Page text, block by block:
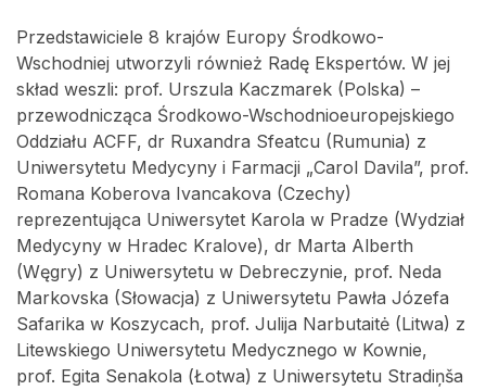
Przedstawiciele 8 krajów Europy Środkowo-
Wschodniej utworzyli również Radę Ekspertów. W jej
skład weszli: prof. Urszula Kaczmarek (Polska) –
przewodnicząca Środkowo-Wschodnioeuropejskiego
Oddziału ACFF, dr Ruxandra Sfeatcu (Rumunia) z
Uniwersytetu Medycyny i Farmacji „Carol Davila”, prof.
Romana Koberova Ivancakova (Czechy)
reprezentująca Uniwersytet Karola w Pradze (Wydział
Medycyny w Hradec Kralove), dr Marta Alberth
(Węgry) z Uniwersytetu w Debreczynie, prof. Neda
Markovska (Słowacja) z Uniwersytetu Pawła Józefa
Safarika w Koszycach, prof. Julija Narbutaitė (Litwa) z
Litewskiego Uniwersytetu Medycznego w Kownie,
prof. Egita Senakola (Łotwa) z Uniwersytetu Stradiņša